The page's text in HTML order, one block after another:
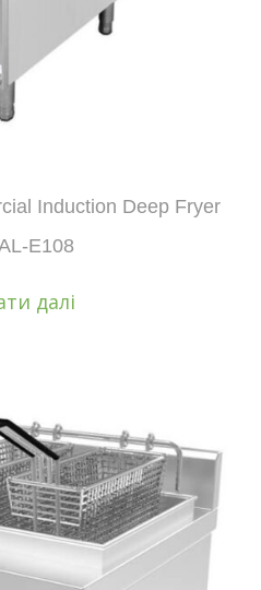
Induction Deep Fryer
E108
далі